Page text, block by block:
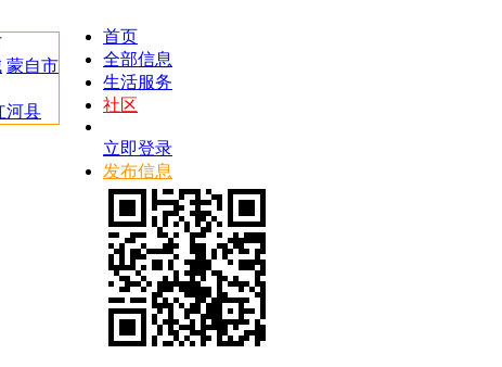
蒙自市
河县
首页
全部信息
生活服务
社区
立即登录
发布信息